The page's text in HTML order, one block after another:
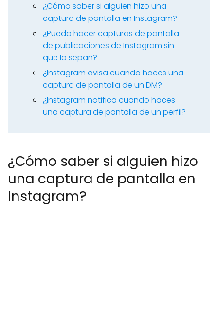
¿Cómo saber si alguien hizo una
captura de pantalla en Instagram?
¿Puedo hacer capturas de pantalla
de publicaciones de Instagram sin
que lo sepan?
¿Instagram avisa cuando haces una
captura de pantalla de un DM?
¿Instagram notifica cuando haces
una captura de pantalla de un perfil?
¿Cómo saber si alguien hizo
una captura de pantalla en
Instagram?